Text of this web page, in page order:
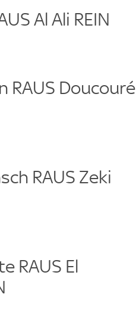
Al Ali REIN
RAUS Doucouré
RAUS Zeki
RAUS El